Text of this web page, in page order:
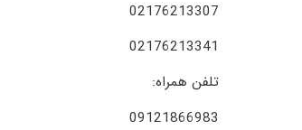
02176213307
02176213341
تلفن همراه:
09121866983